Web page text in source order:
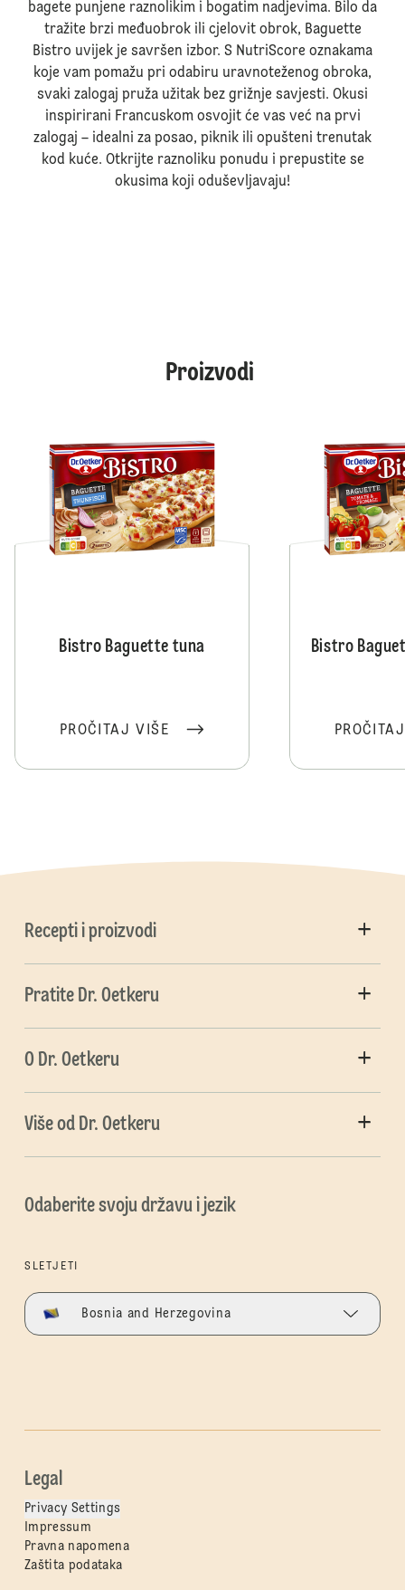
bagete punjene raznolikim i bogatim nadjevima. Bilo da
tražite brzi međuobrok ili cjelovit obrok, Baguette
Bistro uvijek je savršen izbor. S NutriScore oznakama
koje vam pomažu pri odabiru uravnoteženog obroka,
svaki zalogaj pruža užitak bez grižnje savjesti. Okusi
inspirirani Francuskom osvojit će vas već na prvi
zalogaj – idealni za posao, piknik ili opušteni trenutak
kod kuće. Otkrijte raznoliku ponudu i prepustite se
okusima koji oduševljavaju!
Proizvodi
Bistro Baguette tuna
PROČITAJ VIŠE
Bistro
Recepti i proizvodi
Pratite Dr. Oetkeru
O Dr. Oetkeru
Više od Dr. Oetkeru
Odaberite svoju državu i jezik
SLETJETI
Bosnia and Herzegovina
Legal
Privacy Settings
Impressum
Pravna napomena
Zaštita podataka